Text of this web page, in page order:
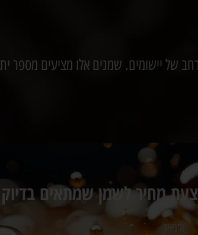
של יישומים. שמנים אלו מציעים מספר
מחיר לשמן שמתאים